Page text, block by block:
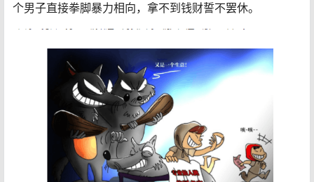
个男子直接拳脚暴力相向，拿不到钱财誓不罢休。